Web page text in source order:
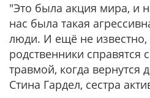
"Это была акция мира, и
нас была такая
люди. И ещё не известно,
родственники справятся
травмой, когда вернутся
Стина Гардел, сестра